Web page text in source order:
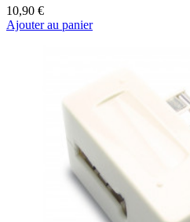
10,90 €
Ajouter au panier